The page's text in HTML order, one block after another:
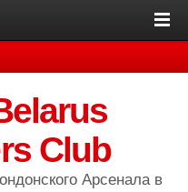
Club
Арсенала в